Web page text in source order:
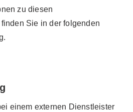
zu diesen
Sie in der folgenden
einem externen Dienstleister